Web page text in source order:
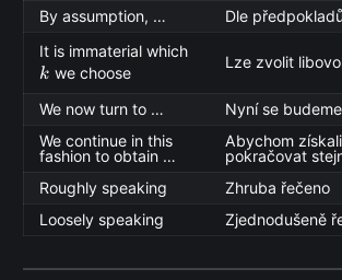
By assumption, …
Dle
It is immaterial which
k we choose
Lze zvolit
We now turn to …
Nyní se
We continue in this
fashion to obtain …
Abychom
pokračovat
Roughly speaking
Zhruba řečeno
Loosely speaking
Zjednodušeně